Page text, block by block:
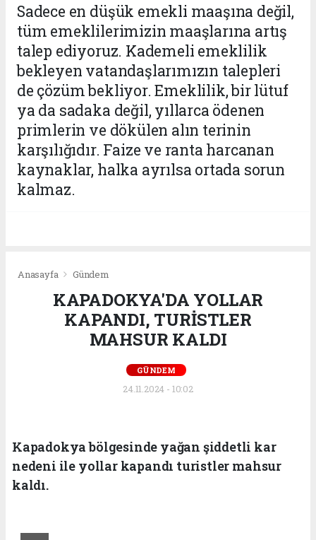
Sadece en düşük emekli maaşına değil,
tüm emeklilerimizin maaşlarına artış
talep ediyoruz. Kademeli emeklilik
bekleyen vatandaşlarımızın talepleri
de çözüm bekliyor. Emeklilik, bir lütuf
ya da sadaka değil, yıllarca ödenen
primlerin ve dökülen alın terinin
karşılığıdır. Faize ve ranta harcanan
kaynaklar, halka ayrılsa ortada sorun
kalmaz.
Anasayfa Gündem
KAPADOKYA'DA YOLLAR
KAPANDI, TURİSTLER
MAHSUR KALDI
GÜNDEM
24.11.2024 - 10:02
Kapadokya bölgesinde yağan şiddetli kar
nedeni ile yollar kapandı turistler mahsur
kaldı.